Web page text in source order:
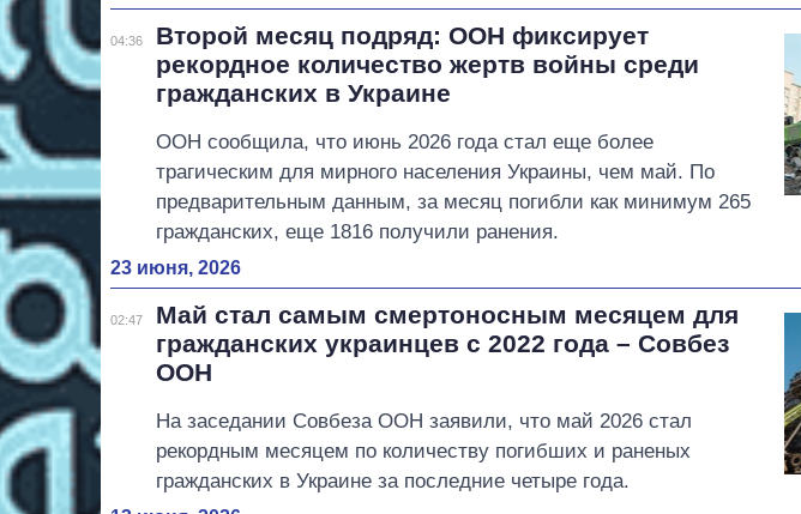
04:36
Второй месяц подряд: ООН фиксирует
рекордное количество жертв войны среди
гражданских в Украине
ООН сообщила, что июнь 2026 года стал еще более
трагическим для мирного населения Украины, чем май. По
предварительным данным, за месяц погибли как минимум 265
гражданских, еще 1816 получили ранения.
23 июня, 2026
02:47
Май стал самым смертоносным месяцем для
гражданских украинцев с 2022 года – Совбез
ООН
На заседании Совбеза ООН заявили, что май 2026 стал
рекордным месяцем по количеству погибших и раненых
гражданских в Украине за последние четыре года.